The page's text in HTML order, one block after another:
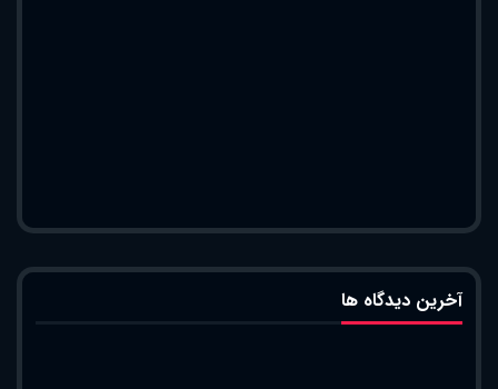
آخرین دیدگاه ها